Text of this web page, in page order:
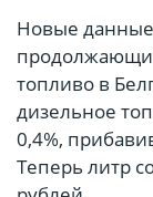
Новые данные
топливо в
дизельное
0,4%,
Теперь литр